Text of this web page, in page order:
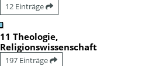
12 Einträge
11 Theologie,
Religionswissenschaft
197 Einträge